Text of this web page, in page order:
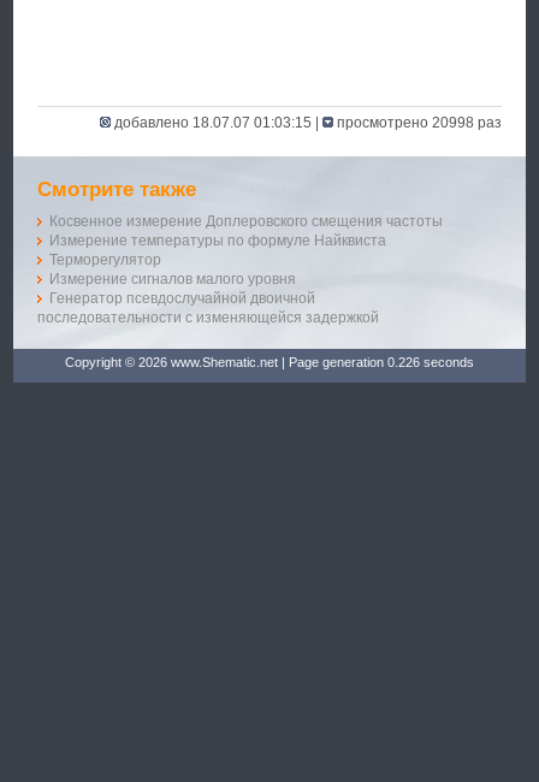
добавлено 18.07.07 01:03:15 | просмотрено 20998 раз
Смотрите также
Косвенное измерение Доплеровского смещения частоты
Измерение температуры по формуле Найквиста
Терморегулятор
Измерение сигналов малого уровня
Генератор псевдослучайной двоичной
последовательности с изменяющейся задержкой
Copyright © 2026 www.Shematic.net | Page generation 0.226 seconds